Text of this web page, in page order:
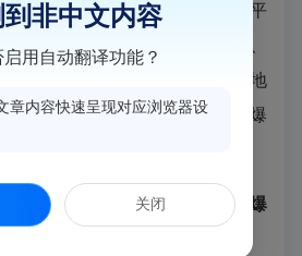
死亡。事故直接原因是车间内平
在甲类车间内设置有地下水池、
溅落的火花，引燃管沟及密闭地
气形成的混合性气体，发生爆
司沧州大化TDI公司“5·11”较大爆
非中文内容
启用自动翻译功能？
章内容快速呈现对应浏览器设
关闭